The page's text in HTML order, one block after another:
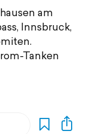
am
Innsbruck,
Tanken